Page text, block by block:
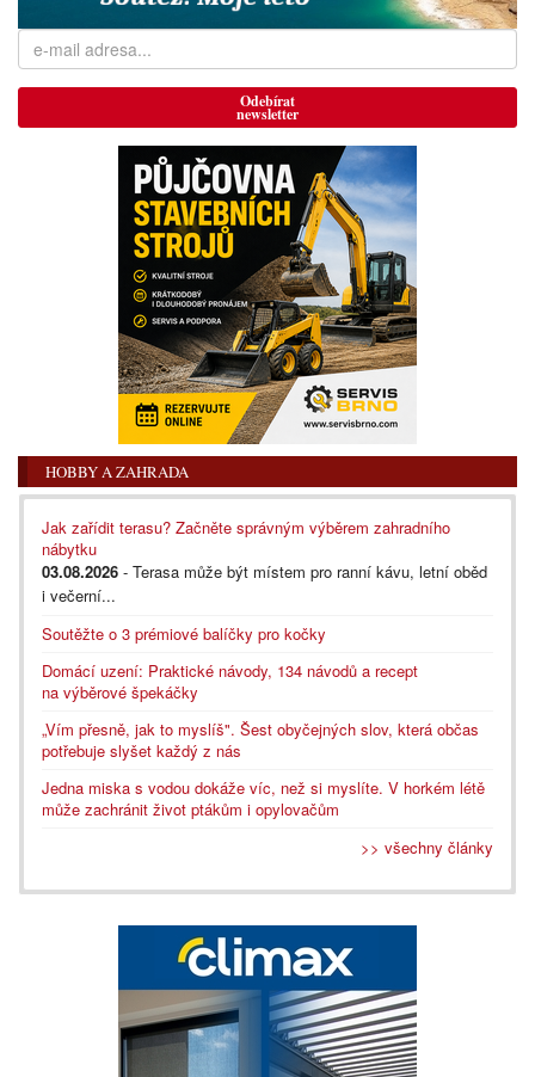
Odebírat
newsletter
HOBBY A ZAHRADA
Jak zařídit terasu? Začněte správným výběrem zahradního
nábytku
03.08.2026 - Terasa může být místem pro ranní kávu, letní oběd
i večerní...
Soutěžte o 3 prémiové balíčky pro kočky
Domácí uzení: Praktické návody, 134 návodů a recept
na výběrové špekáčky
„Vím přesně, jak to myslíš". Šest obyčejných slov, která občas
potřebuje slyšet každý z nás
Jedna miska s vodou dokáže víc, než si myslíte. V horkém létě
může zachránit život ptákům i opylovačům
>> všechny články